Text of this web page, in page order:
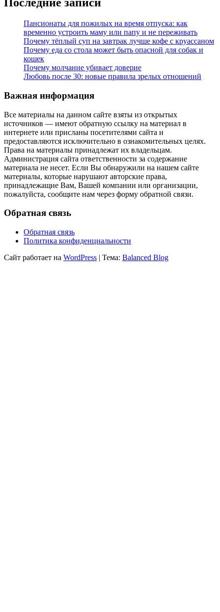
Пансионаты для пожилых на время отпуска: как
временно устроить маму или папу и не переживать
Почему тёплый суп на завтрак лучше кофе с круассаном
Почему еда со стола может быть опасной для собак и
кошек
Почему молчание убивает доверие
Любовь после 30: новые правила зрелых отношений
Важная информация
Все материалы на данном сайте взяты из открытых
источников — имеют обратную ссылку на материал в
интернете или присланы посетителями сайта и
предоставляются исключительно в ознакомительных целях.
Права на материалы принадлежат их владельцам.
Администрация сайта ответственности за содержание
материала не несет. Если Вы обнаружили на нашем сайте
материалы, которые нарушают авторские права,
принадлежащие Вам, Вашей компании или организации,
пожалуйста, сообщите нам через форму обратной связи.
Обратная связь
Обратная связь
Политика конфиденциальности
Сайт работает на WordPress | Тема: Balanced Blog